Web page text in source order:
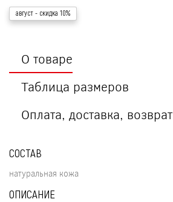
август - скидка 10%
О товаре
Таблица размеров
Оплата, доставка, возврат
СОСТАВ
натуральная кожа
ОПИСАНИЕ